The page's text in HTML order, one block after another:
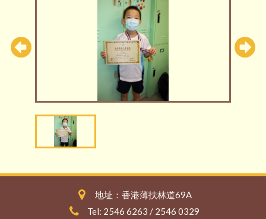
地址：香港薄扶林道69A
Tel: 2546 6263 / 2546 0329